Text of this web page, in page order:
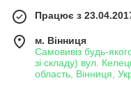
Працює з
м. Вінниця
Самовивіз будь-
зі складу) вул.
область, Вінниця,